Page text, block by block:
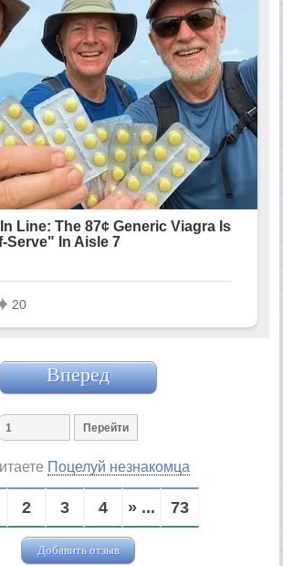
Вперед
Поцелуй незнакомца
2 3 4 » ... 73
Добавить отзыв